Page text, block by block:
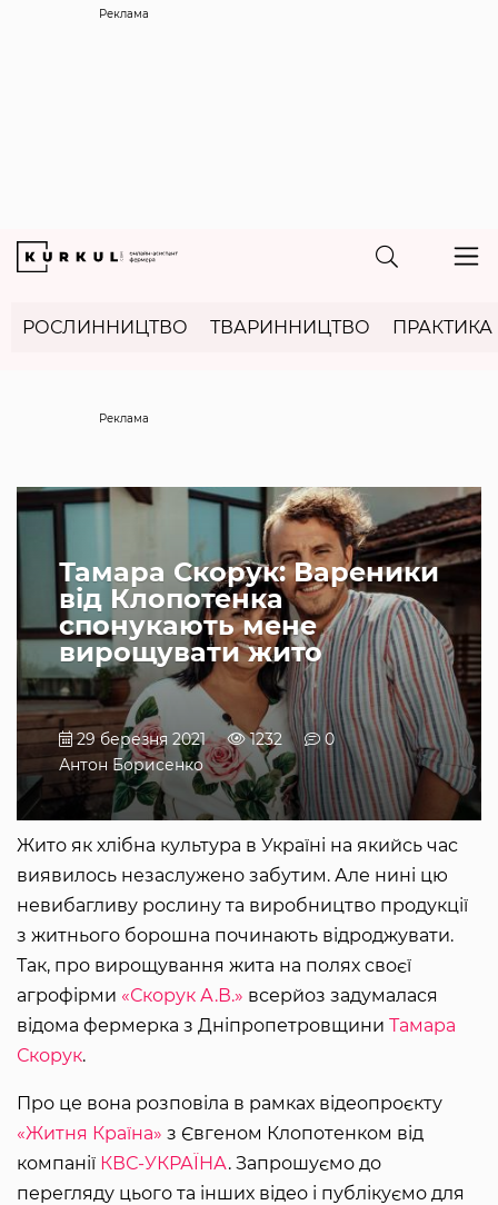
Реклама
РОСЛИННИЦТВО ТВАРИННИЦТВО ПРАКТИКА
Тамара Скорук: Вареники
від Клопотенка
спонукають мене
вирощувати жито
29 березня 2021 1232
0
Антон Борисенко
Жито як хлібна культура в Україні на якийсь час
виявилось незаслужено забутим. Але нині цю
невибагливу рослину та виробництво продукції
з житнього борошна починають відроджувати.
Так, про вирощування жита на полях своєї
агрофірми «Скорук А.В.» всерйоз задумалася
відома фермерка з Дніпропетровщини Тамара
Скорук.
Про це вона розповіла в рамках відеопроєкту
«Житня Країна» з Євгеном Клопотенком від
компанії КВС-УКРАЇНА. Запрошуємо до
перегляду цього та інших відео і публікуємо для
Реклама